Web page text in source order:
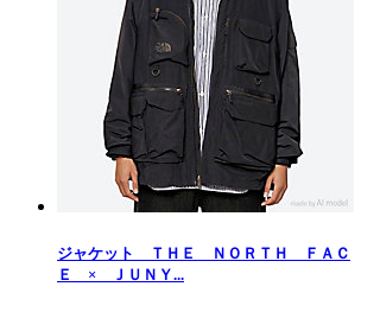
ジャケット ＴＨＥ ＮＯＲＴＨ ＦＡＣ
Ｅ × ＪＵＮＹ...